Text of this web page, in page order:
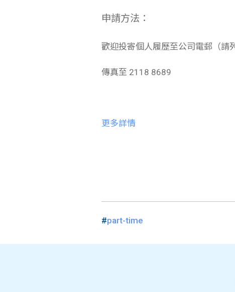
申請方法：
歡迎投寄個人履歷至公司電郵（請
傳真至 2118 8689
更多詳情
#part-time